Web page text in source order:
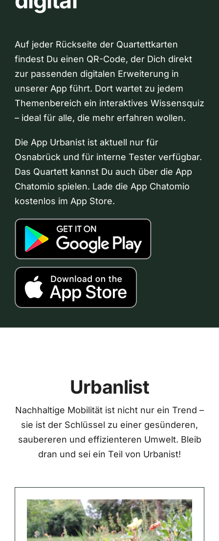
Auf jeder Rückseite der Quartettkarten
findest Du einen QR-Code, der Dich direkt
zur passenden digitalen Erweiterung in
unserer App führt. Dort wartet zu jedem
Themenbereich ein interaktives Wissensquiz
– ideal für alle, die mehr erfahren wollen.
Die App Urbanist ist aktuell nur für
Osnabrück und für interne Tester verfügbar.
Das Quartett kannst Du auch über die App
Chatomio spielen. Lade die App Chatomio
kostenlos im App Store.
Urbanlist
Nachhaltige Mobilität ist nicht nur ein Trend –
sie ist der Schlüssel zu einer gesünderen,
saubereren und effizienteren Umwelt. Bleib
dran und sei ein Teil von Urbanist!